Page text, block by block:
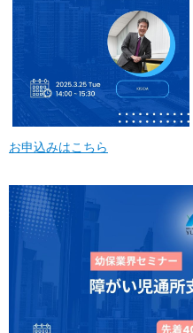
お申込みはこちら